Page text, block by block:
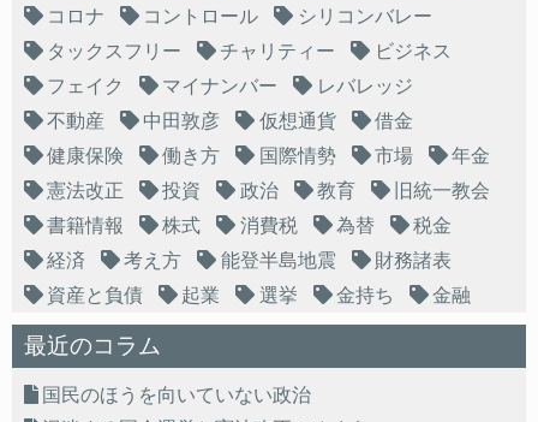
コロナ
コントロール
シリコンバレー
タックスフリー
チャリティー
ビジネス
フェイク
マイナンバー
レバレッジ
不動産
中田敦彦 仮想通貨
借金
健康保険
働き方 国際情勢 市場
年金
憲法改正
投資 政治 教育
旧統一教会
書籍情報
株式 消費税 為替
税金
経済
考え方 能登半島地震
財務諸表
資産と負債
起業 選挙 金持ち 金融
最近のコラム
国民のほうを向いていない政治